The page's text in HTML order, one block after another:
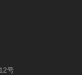
号